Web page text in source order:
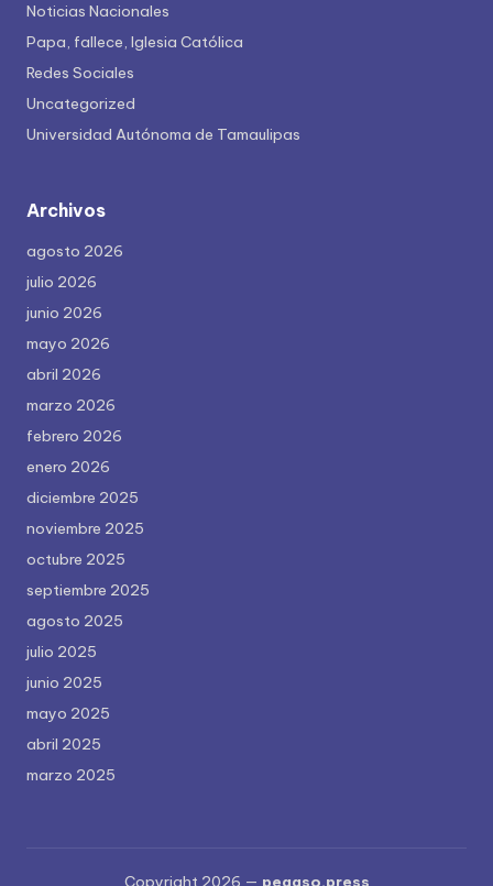
Noticias Nacionales
Papa, fallece, Iglesia Católica
Redes Sociales
Uncategorized
Universidad Autónoma de Tamaulipas
Archivos
agosto 2026
julio 2026
junio 2026
mayo 2026
abril 2026
marzo 2026
febrero 2026
enero 2026
diciembre 2025
noviembre 2025
octubre 2025
septiembre 2025
agosto 2025
julio 2025
junio 2025
mayo 2025
abril 2025
marzo 2025
Copyright 2026 — pegaso.press